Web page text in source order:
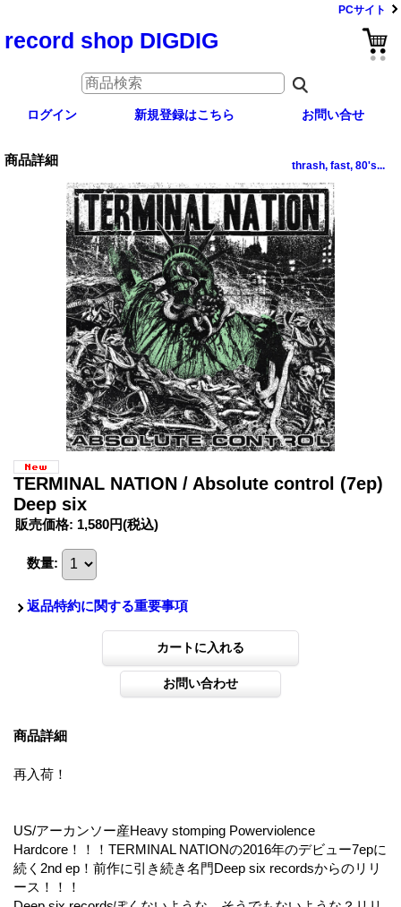
PCサイト
record shop DIGDIG
ログイン 新規登録はこちら お問い合せ
商品詳細 thrash, fast, 80's...
TERMINAL NATION / Absolute control (7ep)
Deep six
販売価格: 1,580円(税込)
数量:
返品特約に関する重要事項
商品詳細
再入荷！
US/アーカンソー産Heavy stomping Powerviolence
Hardcore！！！TERMINAL NATIONの2016年のデビュー7epに
続く2nd ep！前作に引き続き名門Deep six recordsからのリリ
ース！！！